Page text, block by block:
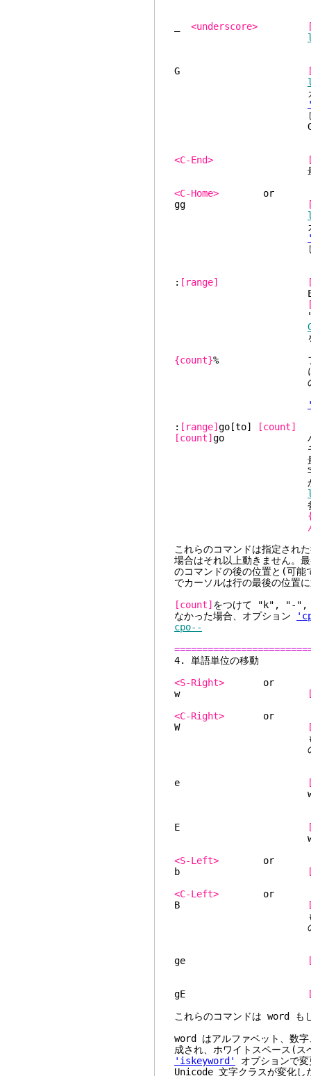
<underscore>
G
カウントの前置が
します
G はジャン
<C-End>
最後の行の最後
<C-Home>
gg
カウントの前置が
します
: [range]
Ex モード
":'m"
を変更し
{count}% ファ
に移動しま
のに次の式
: [range] go[to]
[count]
[count] go バッフ
モーション。
最初になっ
字が使われます。
か
参照
これらのコマンドは指定され
場合はそれ以上動きません。
のコマンドの後の位置と(可
でカーソルは行の最後の位置
[count] をつけて "k", "-
なかった場合、オプション
cpo--
4. 単語
<S-Right>
w
<C-Right>
W
も
のこと
e
w や b と異なり
E
w や b と異なり
<S-Left>
b
<C-Left>
B
も
のこと
ge
gE
これらのコマンドは word も
word はアルファベット、数
成され、ホワイトスペース(ス
'iskeyword'
オプションで
Unicode 文字クラスが変化し